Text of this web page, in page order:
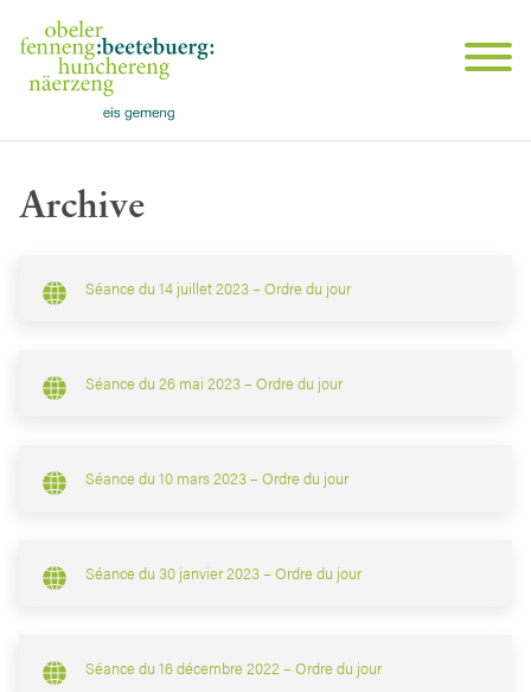
Archive
Séance du 14 juillet 2023 – Ordre du jour
Séance du 26 mai 2023 – Ordre du jour
Séance du 10 mars 2023 – Ordre du jour
Séance du 30 janvier 2023 – Ordre du jour
Séance du 16 décembre 2022 – Ordre du jour